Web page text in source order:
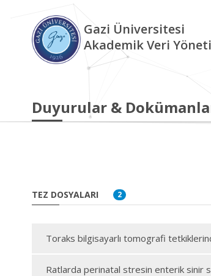
Gazi Üniversitesi
Akademik Veri
Duyurular &
TEZ DOSYALARI 2
Toraks bilgisayarlı tomografi
Ratlarda perinatal stresin enterik sinir